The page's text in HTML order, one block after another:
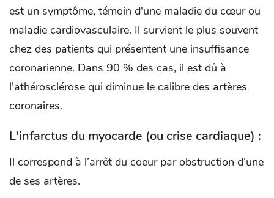
est un symptôme, témoin d'une maladie du cœur ou
maladie cardiovasculaire. Il survient le plus souvent
chez des patients qui présentent une insuffisance
coronarienne. Dans 90 % des cas, il est dû à
l'athérosclérose qui diminue le calibre des artères
coronaires.
L'infarctus du myocarde (ou crise cardiaque) :
Il correspond à l’arrêt du coeur par obstruction d’une
de ses artères.